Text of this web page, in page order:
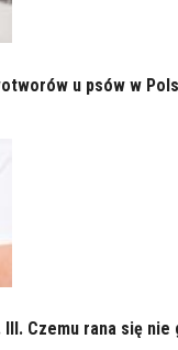
u psów w
III. Czemu rana się nie